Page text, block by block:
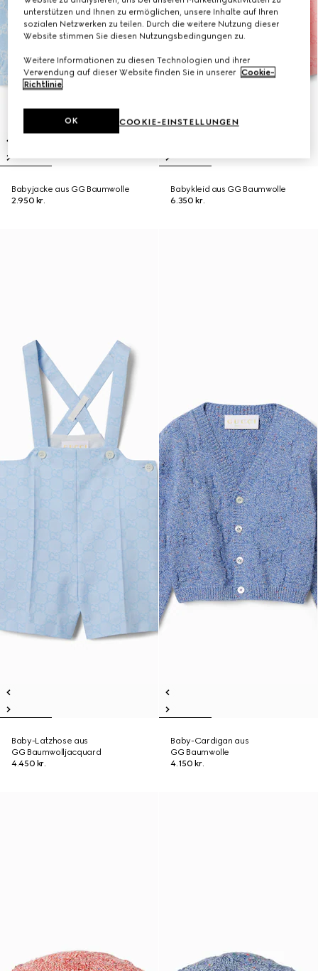
Babyjacke aus GG Baumwolle
2.950 kr.
Babykleid aus GG Baumwolle
6.350 kr.
Baby-Latzhose aus
GG Baumwolljacquard
4.450 kr.
Baby-Cardigan aus
GG Baumwolle
4.150 kr.
unterstützen und Ihnen zu ermöglichen, unsere Inhalte auf Ihren
sozialen Netzwerken zu teilen. Durch die weitere Nutzung dieser
Website stimmen Sie diesen Nutzungsbedingungen zu.
Weitere Informationen zu diesen Technologien und ihrer
Verwendung auf dieser Website finden Sie in unserer Cookie-
Richtlinie.
COOKIE-EINSTELLUNGEN
OK